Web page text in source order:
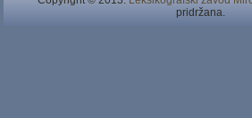
pridržana.